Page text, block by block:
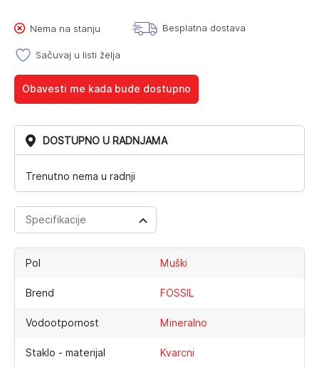
Nema na stanju Besplatna dostava
Sačuvaj u listi želja
Obavesti me kada bude dostupno
DOSTUPNO U RADNJAMA
Trenutno nema u radnji
Specifikacije
Pol Muški
Brend FOSSIL
Vodootpornost Mineralno
Staklo - materijal Kvarcni